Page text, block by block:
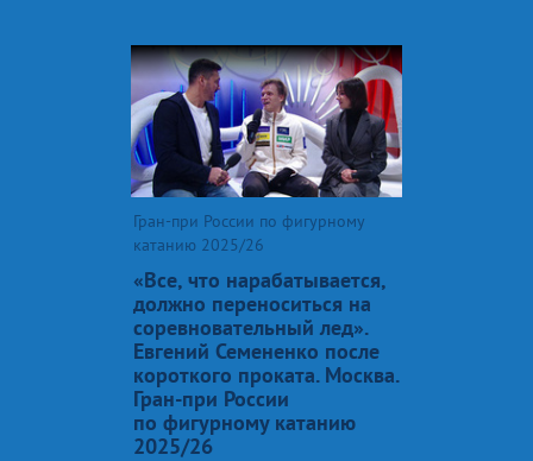
Гран-при России по фигурному
катанию 2025/26
«Все, что нарабатывается,
должно переноситься на
соревновательный лед».
Евгений Семененко после
короткого проката. Москва.
Гран-при России
по фигурному катанию
2025/26